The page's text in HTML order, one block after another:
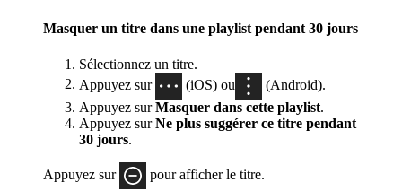
Masquer un titre dans une playlist pendant 30 jours
Sélectionnez un titre.
Appuyez sur
(iOS) ou
(Android).
Appuyez surMasquer dans cette playlist.
Appuyez surNe plus suggérer ce titre pendant
30 jours.
Appuyez sur pour afficher le titre.